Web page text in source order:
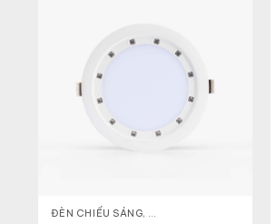
ĐÈN CHIẾU SÁNG,
THIẾT BỊ CHIẾU SÁNG